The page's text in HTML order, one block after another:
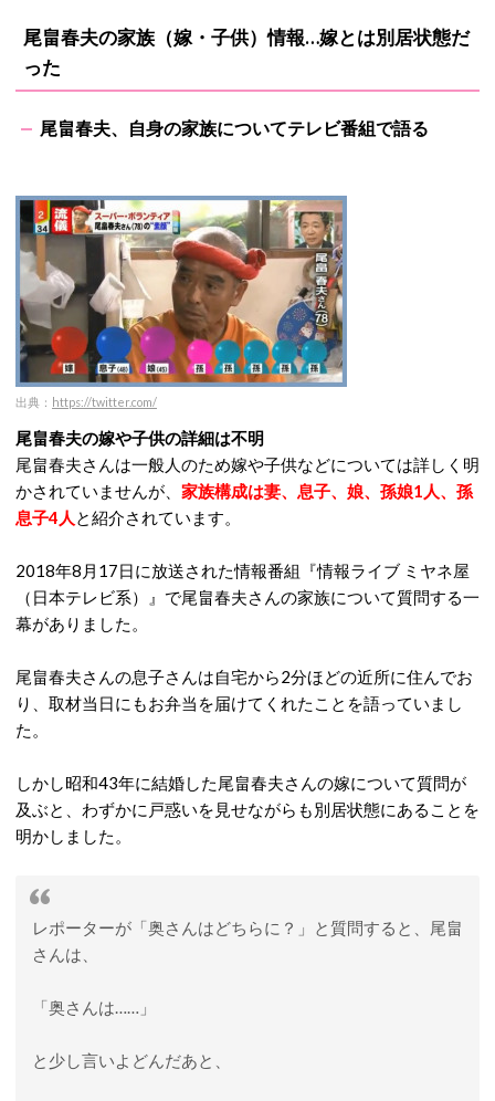
尾畠春夫の家族（嫁・子供）情報…嫁とは別居状態だ
った
尾畠春夫、自身の家族についてテレビ番組で語る
出典： https://twitter.com/
尾畠春夫の嫁や子供の詳細は不明
尾畠春夫さんは一般人のため嫁や子供などについては詳しく明
かされていませんが、 家族構成は妻、息子、娘、孫娘1人、孫
息子4人 と紹介されています。
2018年8月17日に放送された情報番組『情報ライブ ミヤネ屋
（日本テレビ系）』で尾畠春夫さんの家族について質問する一
幕がありました。
尾畠春夫さんの息子さんは自宅から2分ほどの近所に住んでお
り、取材当日にもお弁当を届けてくれたことを語っていまし
た。
しかし昭和43年に結婚した尾畠春夫さんの嫁について質問が
及ぶと、わずかに戸惑いを見せながらも別居状態にあることを
明かしました。
レポーターが「奥さんはどちらに？」と質問すると、尾畠
さんは、
「奥さんは……」
と少し言いよどんだあと、